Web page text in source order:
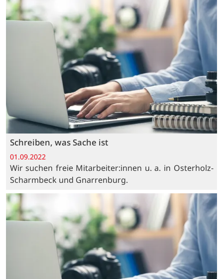
Schreiben, was Sache ist
01.09.2022
Wir suchen freie Mitarbeiter:innen u. a. in Osterholz-
Scharmbeck und Gnarrenburg.